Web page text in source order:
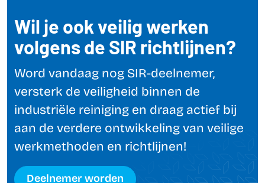
Wil je ook veilig werken
volgens de SIR richtlijnen?
Word vandaag nog SIR-deelnemer,
versterk de veiligheid binnen de
industriële reiniging en draag actief bij
aan de verdere ontwikkeling van veilige
werkmethoden en richtlijnen!
Deelnemer worden